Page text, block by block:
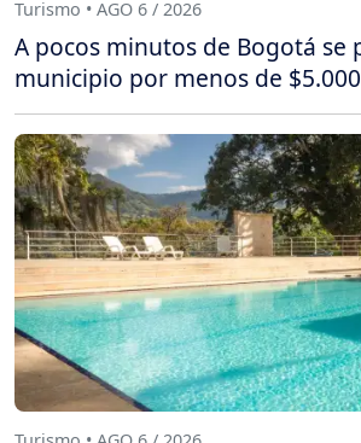
Turismo • AGO 6 / 2026
A pocos minutos de Bogotá se
municipio por menos de